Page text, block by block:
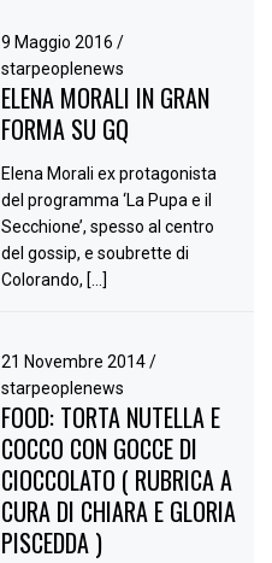
9 Maggio 2016 /
starpeoplenews
ELENA MORALI IN GRAN
FORMA SU GQ
Elena Morali ex protagonista
del programma ‘La Pupa e il
Secchione’, spesso al centro
del gossip, e soubrette di
Colorando, […]
21 Novembre 2014/
starpeoplenews
FOOD: TORTA NUTELLA E
COCCO CON GOCCE DI
CIOCCOLATO ( RUBRICA A
CURA DI CHIARA E GLORIA
PISCEDDA )